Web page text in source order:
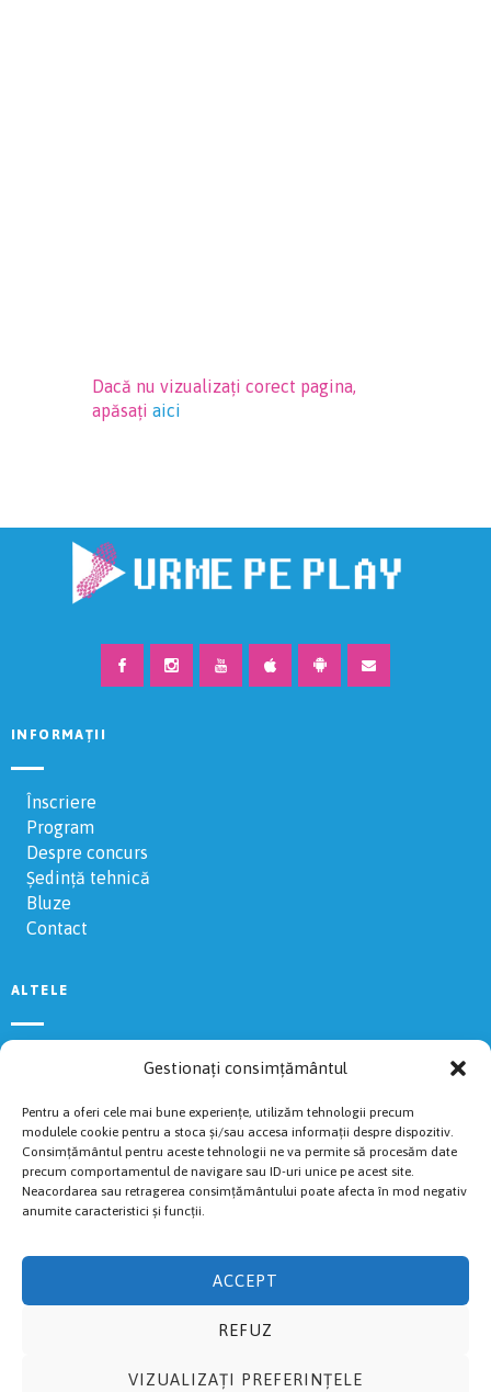
Gestionați consimțământul
Pentru a oferi cele mai bune experiențe, utilizăm tehnologii precum
modulele cookie pentru a stoca și/sau accesa informații despre dispozitiv.
Consimțământul pentru aceste tehnologii ne va permite să procesăm date
precum comportamentul de navigare sau ID-uri unice pe acest site.
Neacordarea sau retragerea consimțământului poate afecta în mod negativ
anumite caracteristici și funcții.
ACCEPT
REFUZ
VIZUALIZAȚI PREFERINȚELE
Dacă nu vizualizați corect pagina,
apăsați aici
INFORMAȚII
Înscriere
Program
Despre concurs
Ședință tehnică
Bluze
Contact
ALTELE
Voluntari
Livestream
Politica de Cookies
Cazări recomandate
Fuguț